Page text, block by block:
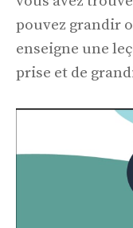
pouvez grandir
enseigne une
prise et de